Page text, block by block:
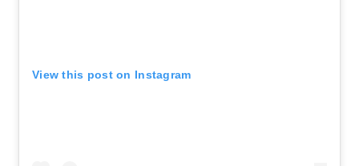
View this post on Instagram